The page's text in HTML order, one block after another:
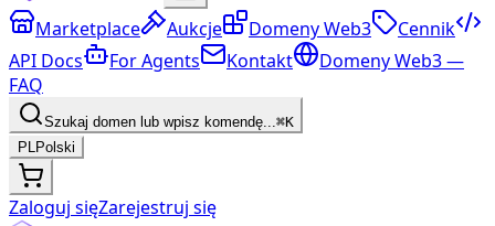
Marketplace Aukcje Domeny Web3
Cennik
API Docs
For Agents Kontakt
Domeny Web3 —
FAQ
Szukaj domen lub wpisz komendę...⌘K
PLPolski
Zaloguj sięZarejestruj się